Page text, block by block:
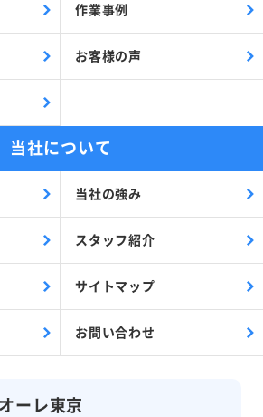
ーレ東京
作業事例
お客様の声
当社について
当社の強み
スタッフ紹介
サイトマップ
お問い合わせ